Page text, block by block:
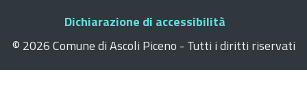
Dichiarazione di accessibilità
© 2026 Comune di Ascoli Piceno - Tutti i diritti riservati